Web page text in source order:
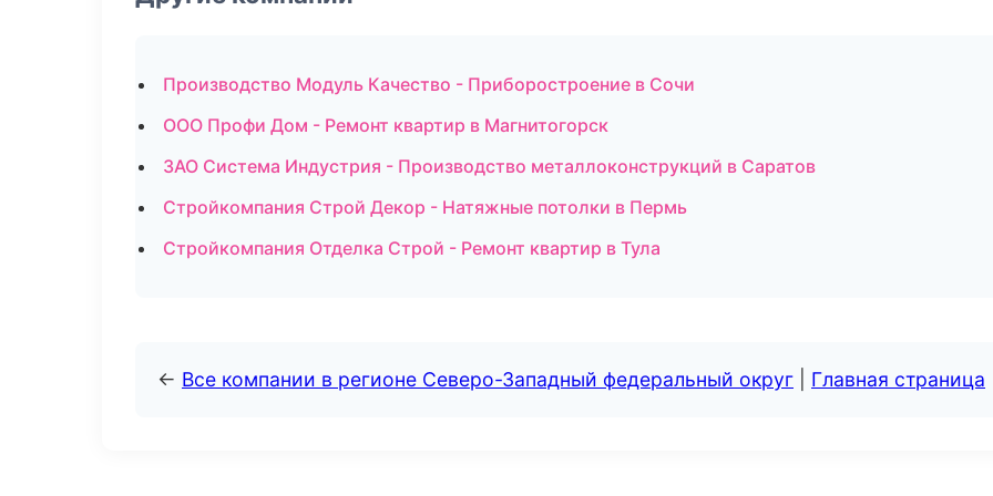
Производство Модуль Качество - Приборостроение в Сочи
ООО Профи Дом - Ремонт квартир в Магнитогорск
ЗАО Система Индустрия - Производство металлоконструкций в Саратов
Стройкомпания Строй Декор - Натяжные потолки в Пермь
Стройкомпания Отделка Строй - Ремонт квартир в Тула
← Все компании в регионе Северо-Западный федеральный округ Главная страница